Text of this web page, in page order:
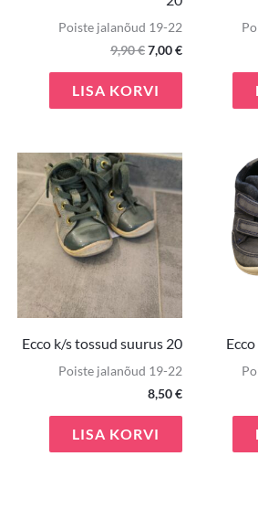
Poiste jalanõud 19-22
9,90€7,00€
LISA KORVI
Ecco k/s tossud suurus 20
Poiste jalanõud 19-22
8,50€
LISA KORVI